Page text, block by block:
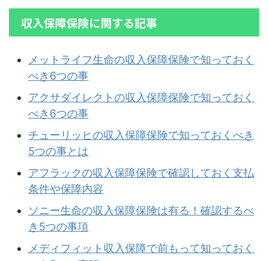
収入保障保険に関する記事
メットライフ生命の収入保障保険で知っておく
べき6つの事
アクサダイレクトの収入保障保険で知っておく
べき6つの事
チューリッヒの収入保障保険で知っておくべき
5つの事とは
アフラックの収入保障保険で確認しておく支払
条件や保障内容
ソニー生命の収入保障保険は有る！確認するべ
き5つの事項
メディフィット収入保障で前もって知っておく